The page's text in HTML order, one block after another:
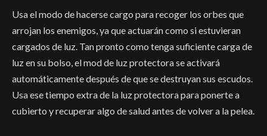
Usa el modo de hacerse cargo para recoger los orbes que
arrojan los enemigos, ya que actuarán como si estuvieran
cargados de luz. Tan pronto como tenga suficiente carga de
luz en su bolso, el mod de luz protectora se activará
automáticamente después de que se destruyan sus escudos.
Usa ese tiempo extra de la luz protectora para ponerte a
cubierto y recuperar algo de salud antes de volver a la pelea.